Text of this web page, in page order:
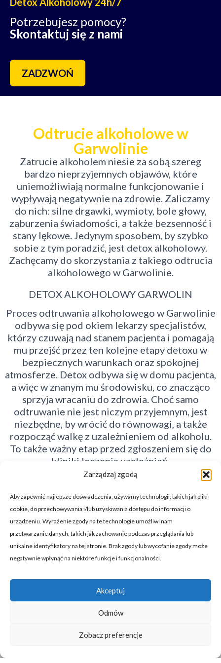
Zarządzaj zgodą
Aby zapewnić najlepsze doświadczenia, używamy technologii, takich jak pliki
cookie, do przechowywania i/lub uzyskiwania dostępu do informacji o
urządzeniu. Wyrażenie zgody na te technologie umożliwi nam
przetwarzanie danych, takich jak zachowanie podczas przeglądania lub
unikalne identyfikatory na tej stronie. Brak zgody lub wycofanie zgody może
negatywnie wpłynąć na niektóre funkcje i funkcjonalności.
Akceptuj
Odmów
Zobacz preferencje
Potrzebujesz pomocy?
Skontaktuj się z nami
ZADZWOŃ
Odtrucie alkoholowe w
Garwolinie
Zatrucie alkoholem niesie za sobą szereg
bardzo nieprzyjemnych objawów, które
uniemożliwiają normalne funkcjonowanie i
wypływają negatywnie na zdrowie. Zaliczamy
do nich: silne drgawki, wymioty, bole głowy,
zaburzenia świadomości, a także bezsenność i
stany lękowe. Jedynym sposobem, by szybko
sobie z tym poradzić, jest detox alkoholowy.
Zachęcamy do skorzystania z takiego odtrucia
alkoholowego w Garwolinie.
DETOX ALKOHOLOWY GARWOLIN
Proces odtruwania alkoholowego w Garwolinie
odbywa się pod okiem lekarzy specjalistów,
którzy czuwają nad stanem pacjenta i pomagają
mu przejść przez ten kolejne etapy detoxu w
bezpiecznych warunkach oraz spokojnej
atmosferze. Detox odbywa się w domu pacjenta,
a więc w znanym mu środowisku, co znacząco
sprzyja wracaniu do zdrowia. Choć samo
odtruwanie nie jest niczym przyjemnym, jest
niezbędne, by wrócić do równowagi, a także
rozpocząć walkę z uzależnieniem od alkoholu.
To także ważny etap przed zgłoszeniem się do
kliniki leczenia uzależnień.
ZADZWOŃ - POMOŻEMY - 24H/7
+48 511 291 001
© 2019-2025 Copyright Detox Alkoholowy 24h/7